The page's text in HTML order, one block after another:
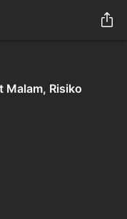
Malam, Risiko